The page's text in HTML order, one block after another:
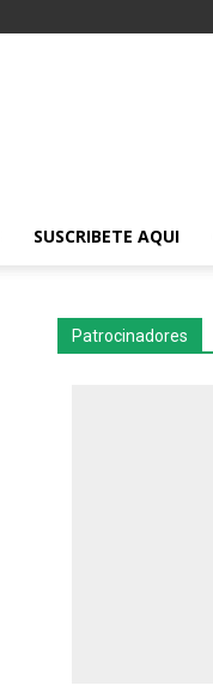
SUSCRIBETE AQUI
Patrocinadores